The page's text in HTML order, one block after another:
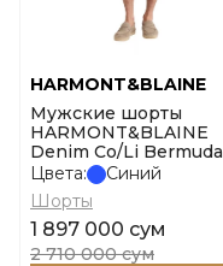
HARMONT&BLAINE
Мужские шорты
HARMONT&BLAINE
Denim Co/Li Bermuda
размер 48
Цвета:
Синий
Шорты
1 897 000 сум
2 710 000 сум